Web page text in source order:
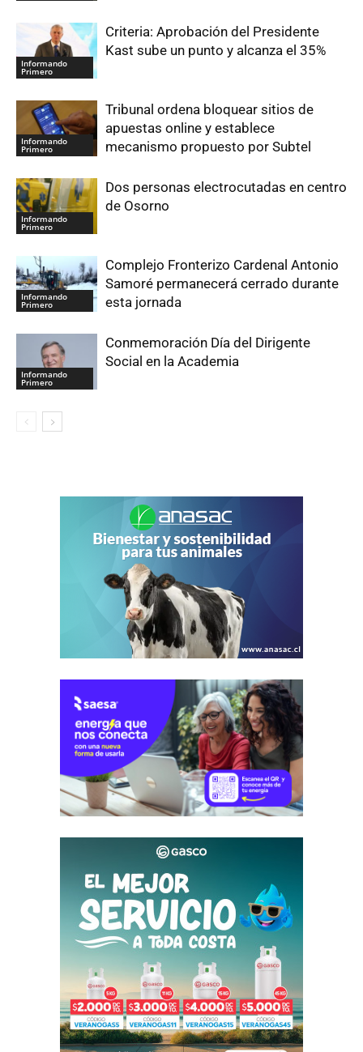
Informando
Primero
Criteria: Aprobación del Presidente
Kast sube un punto y alcanza el 35%
Informando
Primero
Tribunal ordena bloquear sitios de
apuestas online y establece
mecanismo propuesto por Subtel
Informando
Primero
Dos personas electrocutadas en centro
de Osorno
Informando
Primero
Complejo Fronterizo Cardenal Antonio
Samoré permanecerá cerrado durante
esta jornada
Informando
Primero
Conmemoración Día del Dirigente
Social en la Academia